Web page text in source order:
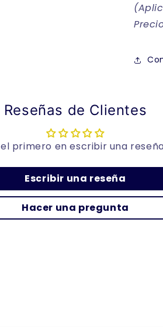
Reseñas de Clientes
el primero en escribir una
Escribir una reseña
Hacer una pregunta